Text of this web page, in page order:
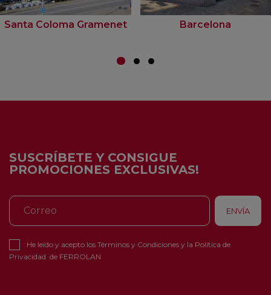
Santa Coloma Gramenet Barcelona
SUSCRÍBETE Y CONSIGUE
PROMOCIONES EXCLUSIVAS!
He leído y acepto los Términos y Condiciones y la Política de
Privacidad de FERROLAN